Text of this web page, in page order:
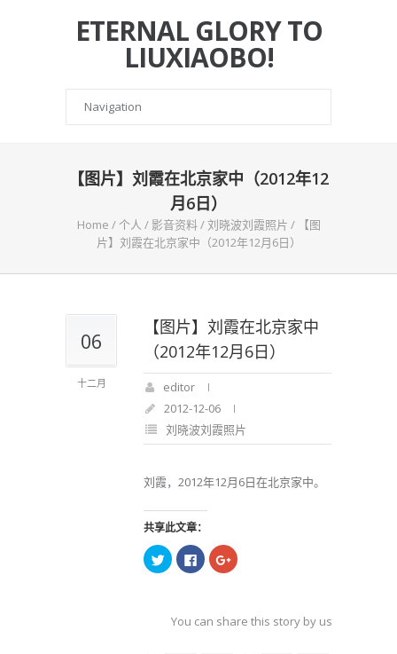
ETERNAL GLORY TO
LIUXIAOBO!
【图片】刘霞在北京家中（2012年12
月6日）
Home /个人 / 影音资料/刘晓波刘霞照片 /
【图
片】刘霞在北京家中（2012年12月6日）
06
十二月
【图片】刘霞在北京家中
（2012年12月6日）
editor
2012-12-06
刘晓波刘霞照片
刘霞，2012年12月6日在北京家中。
共享此文章：
点
击
共
享
点
击
共
享
点
击
共
享
You can share this story by using your